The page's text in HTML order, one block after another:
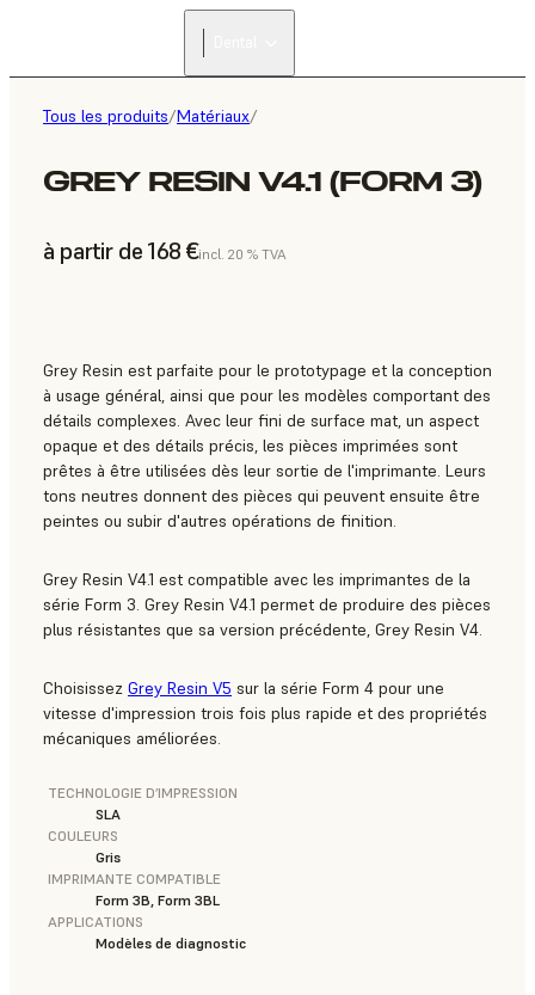
Tous les produits/Matériaux/
GREY RESIN V4.1 (FORM 3)
à partir de 168 €incl. 20 % TVA
Grey Resin est parfaite pour le prototypage et la conception
à usage général, ainsi que pour les modèles comportant des
détails complexes. Avec leur fini de surface mat, un aspect
opaque et des détails précis, les pièces imprimées sont
prêtes à être utilisées dès leur sortie de l'imprimante. Leurs
tons neutres donnent des pièces qui peuvent ensuite être
peintes ou subir d'autres opérations de finition.
Grey Resin V4.1 est compatible avec les imprimantes de la
série Form 3. Grey Resin V4.1 permet de produire des pièces
plus résistantes que sa version précédente, Grey Resin V4.
Choisissez Grey Resin V5 sur la série Form 4 pour une
vitesse d'impression trois fois plus rapide et des propriétés
mécaniques améliorées.
TECHNOLOGIE D’IMPRESSION
SLA
COULEURS
Gris
IMPRIMANTE COMPATIBLE
Form 3B, Form 3BL
APPLICATIONS
Modèles de diagnostic